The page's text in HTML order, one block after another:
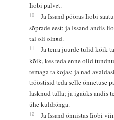
Iiobi palvet.
10
Ja Issand pööras Iiobi
sõprade eest; ja Issand andis
tal oli olnud.
11
Ja tema juurde tulid kõik
kõik, kes teda enne olid
temaga ta kojas; ja nad
trööstisid teda selle õnnetuse
lasknud tulla; ja igaüks andis
ühe kuldrõnga.
12
Ja Issand õnnistas Iiobi